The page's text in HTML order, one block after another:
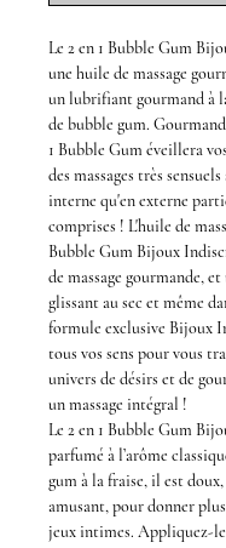
Le 2 en 1 Bubble Gum
une huile de massage
un lubrifiant gourmandà
de bubble gum.
1 Bubble Gum éveillera
des massages très
interne qu'en externe
comprises ! L'huile de
Bubble Gum Bijoux
de massage gourmande,
glissant au sec et même
formule exclusive Bijoux
tous vos sens pour vous
univers de désirs et de
unmassage intégral !
Le 2 en 1 Bubble Gum
parfumé à l’arôme
gum à la fraise, il est
amusant, pour donner plus
jeux intimes. Appliquez-